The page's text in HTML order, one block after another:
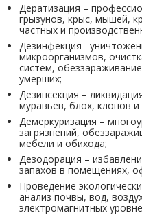
Дератизация –
грызунов, крыс, мышей,
частных и
Дезинфекция
микроорганизмов,
систем,
умерших;
Дезинсекция –
муравьев, блох, клопов и
Демеркуризация –
загрязнений,
мебели и обихода;
Дезодорация –
запахов в помещениях,
Проведение
анализ почвы, вод,
электромагнитных